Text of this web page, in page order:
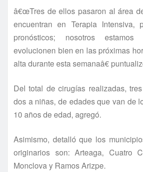
â€œTres de ellos pasaron al área
encuentran en Terapia Intensiva,
pronósticos; nosotros estamos
evolucionen bien en las próximas
alta durante esta semanaâ€
Del total de cirugí­as realizadas,
dos a niñas, de edades que van de
10 años de edad, agregó.
Asimismo, detalló que los
originarios son: Arteaga, Cuatro
Monclova y Ramos Arizpe.